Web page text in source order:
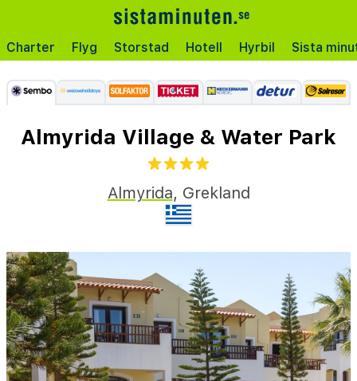
Charter Flyg Storstad Hotell Hyrbil Sista
Almyrida Village & Water Park
Almyrida, Grekland